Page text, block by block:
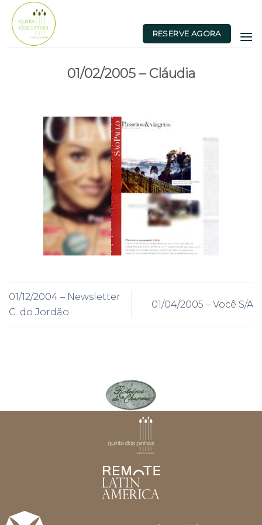
Skip
content
RESERVE AGORA
01/02/2005 – Cláudia
01/12/2004 – Newsletter
C. do Jordão
01/04/2005 – Você S/A